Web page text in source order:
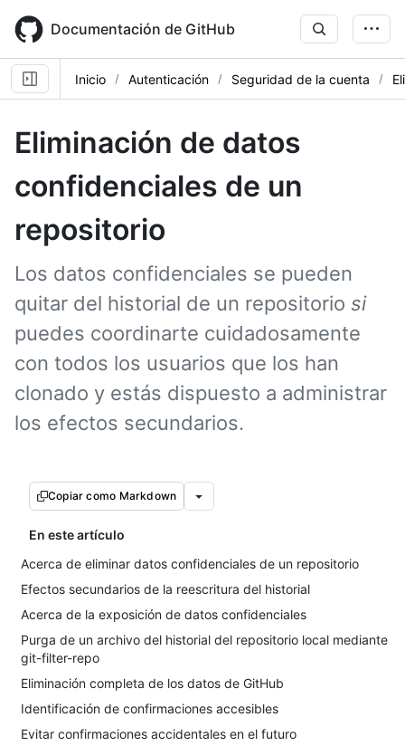
main
content
Documentación de GitHub
Inicio Autenticación Seguridad de la cuenta
Eliminación de datos
confidenciales de un
repositorio
Los datos confidenciales se pueden
quitar del historial de un repositorio si
puedes coordinarte cuidadosamente
con todos los usuarios que los han
clonado y estás dispuesto a administrar
los efectos secundarios.
Copiar como Markdown
En este artículo
Acerca de eliminar datos confidenciales de un repositorio
Efectos secundarios de la reescritura del historial
Acerca de la exposición de datos confidenciales
Purga de un archivo del historial del repositorio local mediante
git-filter-repo
Eliminación completa de los datos de GitHub
Identificación de confirmaciones accesibles
Evitar confirmaciones accidentales en el futuro